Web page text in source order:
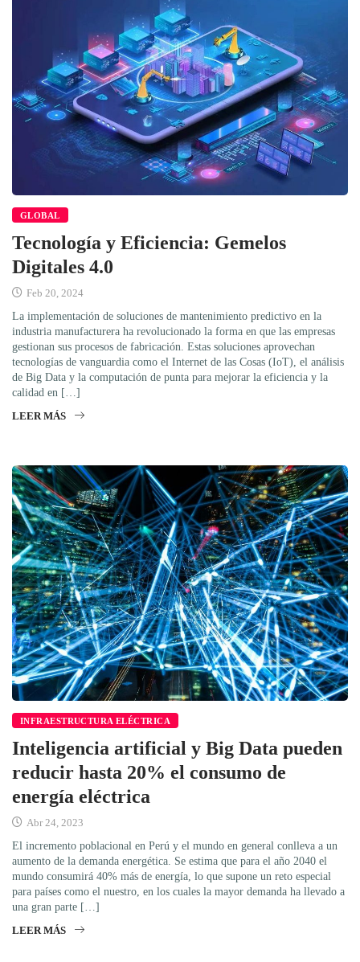
GLOBAL
Tecnología y Eficiencia: Gemelos
Digitales 4.0
Feb 20, 2024
La implementación de soluciones de mantenimiento predictivo en la
industria manufacturera ha revolucionado la forma en que las empresas
gestionan sus procesos de fabricación. Estas soluciones aprovechan
tecnologías de vanguardia como el Internet de las Cosas (IoT), el análisis
de Big Data y la computación de punta para mejorar la eficiencia y la
calidad en […]
LEER MÁS
INFRAESTRUCTURA ELÉCTRICA
Inteligencia artificial y Big Data pueden
reducir hasta 20% el consumo de
energía eléctrica
Abr 24, 2023
El incremento poblacional en Perú y el mundo en general conlleva a un
aumento de la demanda energética. Se estima que para el año 2040 el
mundo consumirá 40% más de energía, lo que supone un reto especial
para países como el nuestro, en los cuales la mayor demanda ha llevado a
una gran parte […]
LEER MÁS